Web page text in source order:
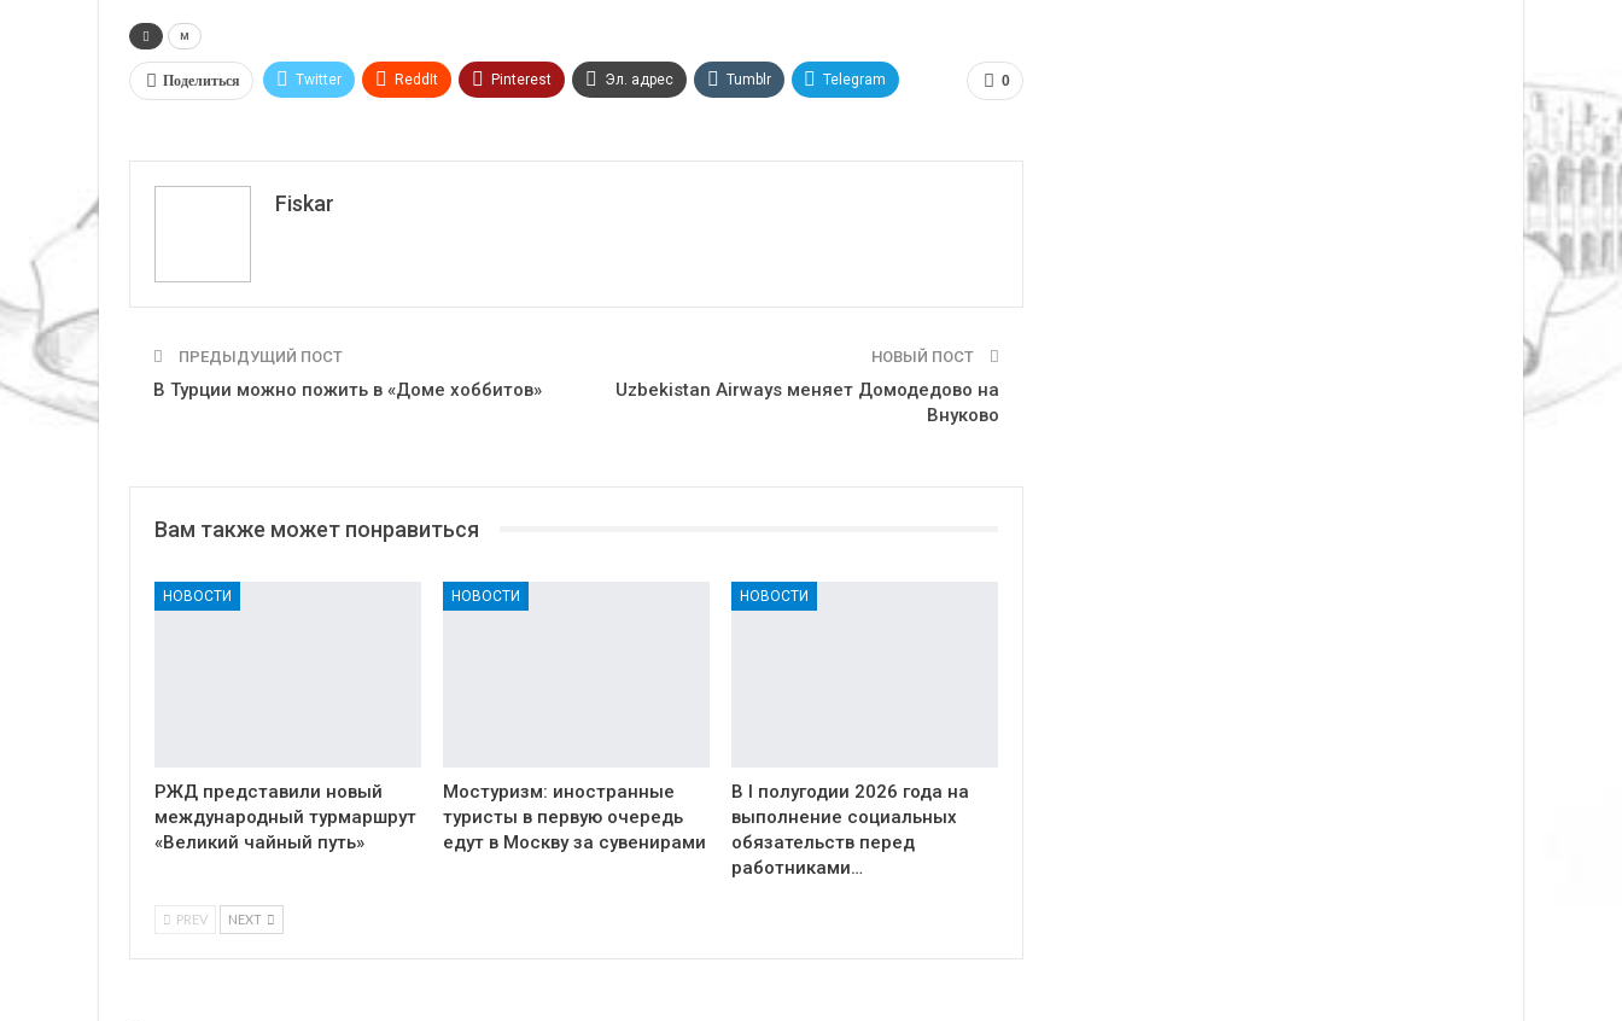
м
0
Поделиться Twitter ReddIt Pinterest Эл. адрес Tumblr Telegram
Fiskar
ПРЕДЫДУЩИЙ ПОСТ
В Турции можно пожить в «Доме хоббитов»
НОВЫЙ ПОСТ
Uzbekistan Airways меняет Домодедово на
Внуково
Вам также может понравиться
НОВОСТИ
РЖД представили новый
международный турмаршрут
«Великий чайный путь»
НОВОСТИ
Мостуризм: иностранные
туристы в первую очередь
едут в Москву за сувенирами
НОВОСТИ
В I полугодии 2026 года на
выполнение социальных
обязательств перед
работниками…
PREV NEXT